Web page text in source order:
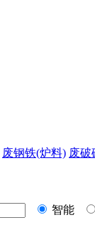
废钢铁(炉料) 废破
智能